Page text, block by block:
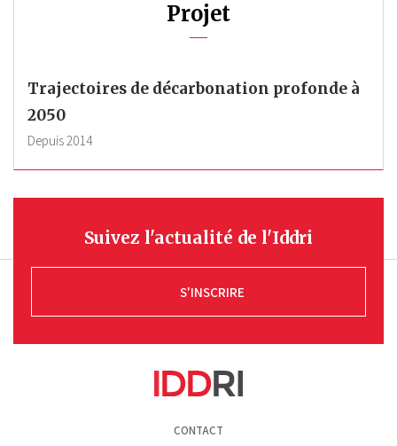
Projet
Trajectoires de décarbonation profonde à
2050
Depuis2014
Suivez l'actualité de l'Iddri
S'INSCRIRE
CONTACT